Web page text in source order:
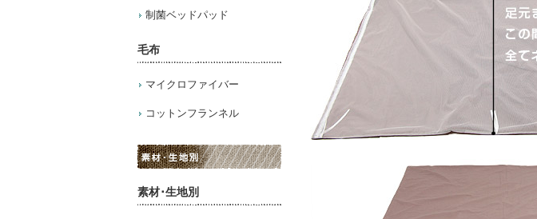
制菌ベッドパッド
毛布
マイクロファイバー
コットンフランネル
素材･生地別